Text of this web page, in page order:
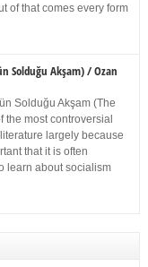
of that comes every form
Solduğu Akşam) / Ozan
Solduğu Akşam (The
the most controversial
largely because
that it is often
learn about socialism